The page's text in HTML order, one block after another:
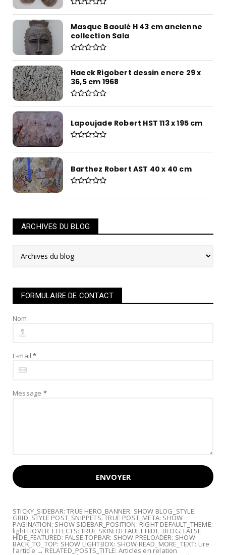
Masque Baoulé H 43 cm ancienne
collection Sala
Haeck Rigobert dessin encre 29 x
36,5 cm 1968
Lapoujade Robert HST 113 x 195 cm
Barthez Robert AST 40 x 40 cm
ARCHIVES DU BLOG
FORMULAIRE DE CONTACT
Nom
E-mail*
Message *
STICKY_SIDEBAR: TRUE HERO_BANNER: SHOW BLOG_STYLE:
GRID_STYLE POST_SNIPPETS: TRUE POST_META: SHOW
PAGINATION: SHOW SIDEBAR_POSITION: RIGHT DEFAULT_THEME:
light HOVER_EFFECTS: TRUE SKIN: DEFAULT HIDE_BLOG: FALSE
HIDE_FEATURED: FALSE TOPBAR: SHOW PRELOADER: SHOW
BACK_TO_TOP: SHOW LIGHTBOX: SHOW READ_MORE_TEXT: Lire
l'article → RELATED_POSTS_TITLE: Articles en relation